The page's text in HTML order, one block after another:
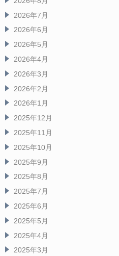
2026年7月
2026年6月
2026年5月
2026年4月
2026年3月
2026年2月
2026年1月
2025年12月
2025年11月
2025年10月
2025年9月
2025年8月
2025年7月
2025年6月
2025年5月
2025年4月
2025年3月